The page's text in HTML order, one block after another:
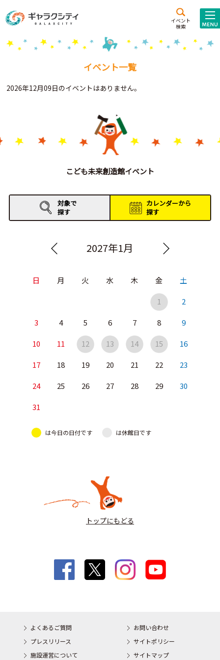
イベント
検索
施設案内
こども
西新井
施設･
Gがくえん
お知らせ
イベントレポート
イベント一覧
2026年12月09日のイベントはありません。
こども未来創造館イベント
対象で
探す
カレンダーから
探す
2027年1月
日 月 火 水 木 金 土
1 2
3 4 5 6 7 8 9
10 11 12 13 14 15 16
17 18 19 20 21 22 23
24 25 26 27 28 29 30
31
は今日の日付です は休館日です
トップにもどる
よくあるご質問
お問い合わせ
プレスリリース
サイトポリシー
施設運営について
サイトマップ